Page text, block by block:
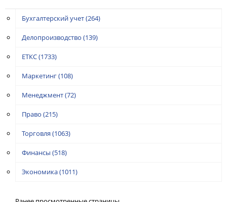
Бухгалтерский учет(264)
Делопроизводство (139)
ЕТКС(1733)
Маркетинг(108)
Менеджмент(72)
Право (215)
Торговля (1063)
Финансы (518)
Экономика(1011)